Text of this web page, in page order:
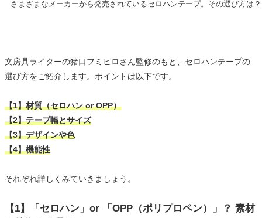
さまざまなメーカーから発売されているセロハンテープ。その選び方は？
文房具ライターの猪口フミヒロさん監修のもと、セロハンテープの
選び方をご紹介します。ポイントは以下です。
【1】材質（セロハン or OPP）
【2】テープ幅とサイズ
【3】デザインや色
【4】機能性
それぞれ詳しくみていきましょう。
【1】「セロハン」or 「OPP（ポリプロペン）」？ 素材